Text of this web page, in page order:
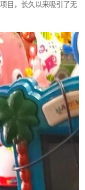
目，长久以来吸引了无